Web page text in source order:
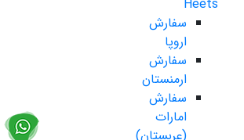
Heets
سفارش
اروپا
سفارش
ارمنستان
سفارش
امارات
(عربستان)